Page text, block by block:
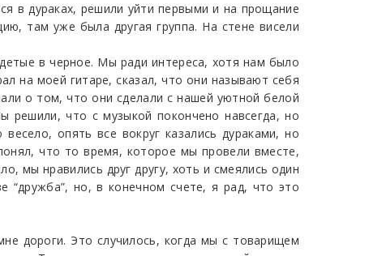
в дураках, решили уйти первыми и на прощание
там уже была другая группа. На стене висели
в черное. Мы ради интереса, хотя нам было
на моей гитаре, сказал, что они называют себя
о том, что они сделали с нашей уютной белой
решили, что с музыкой покончено навсегда, но
опять все вокруг казались дураками, но
что то время, которое мы провели вместе,
мы нравились друг другу, хоть и смеялись один
“дружба”, но, в конечном счете, я рад, что это
дороги. Это случилось, когда мы с товарищем